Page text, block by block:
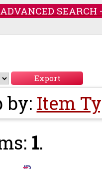
ADVANCED SEARCH
by: Item
1.